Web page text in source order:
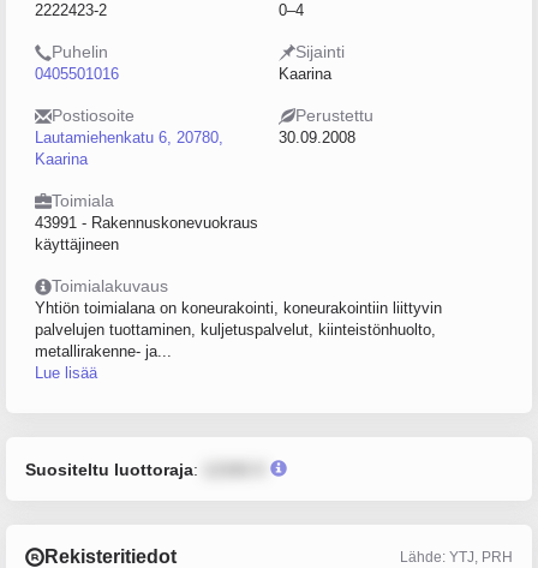
2222423-2 0–4
Puhelin
0405501016
Sijainti
Kaarina
Postiosoite
Lautamiehenkatu 6, 20780,
Kaarina
Perustettu
30.09.2008
Toimiala
43991 - Rakennuskonevuokraus
käyttäjineen
Toimialakuvaus
Yhtiön toimialana on koneurakointi, koneurakointiin liittyvin
palvelujen tuottaminen, kuljetuspalvelut, kiinteistönhuolto,
metallirakenne- ja...
Lue lisää
Suositeltu luottoraja:
Rekisteritiedot Lähde: YTJ, PRH